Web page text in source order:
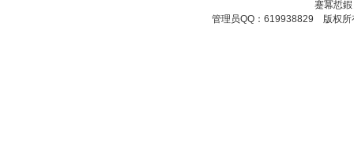
蹇冪悊
管理员QQ：619938829 版权